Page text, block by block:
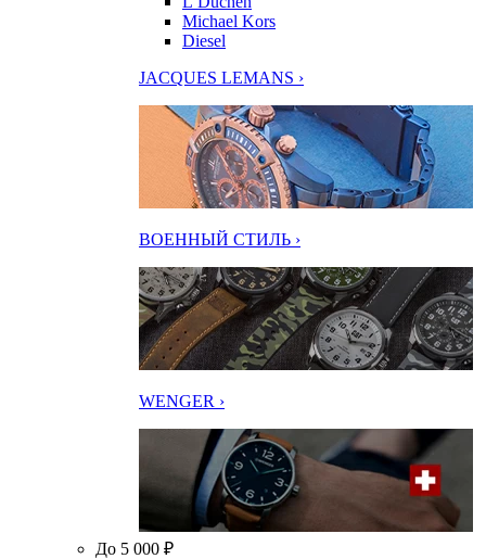
Michael Kors
Diesel
JACQUES LEMANS ›
ВОЕННЫЙ СТИЛЬ ›
WENGER ›
До 5 000 ₽